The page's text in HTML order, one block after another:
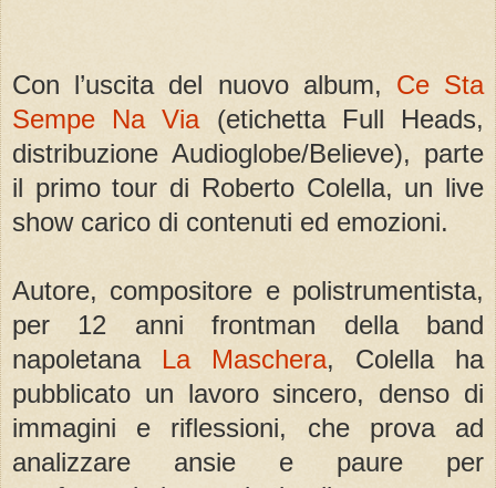
Con l’uscita del nuovo album, Ce Sta
Sempe Na Via(etichetta Full Heads,
distribuzione Audioglobe/Believe), parte
il primo tour di Roberto Colella, un live
show carico di contenuti ed emozioni.
Autore, compositore e polistrumentista,
per 12 anni frontman della band
napoletana La Maschera, Colella ha
pubblicato un lavoro sincero, denso di
immagini e riflessioni, che prova ad
analizzare ansie e paure per